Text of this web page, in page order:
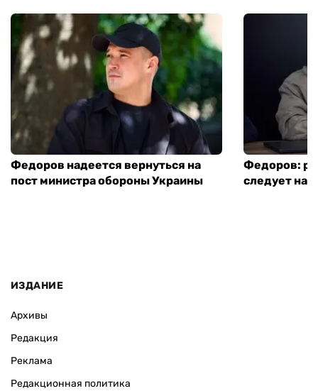
Федоров надеется вернуться на
пост министра обороны Украины
Федоров:
следует
ИЗДАНИЕ
Архивы
Редакция
Реклама
Редакционная политика